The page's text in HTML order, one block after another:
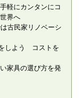
軽にカンタンにコ
界へ
古民家リノベーシ
しよう コストを
家具の選び方を発